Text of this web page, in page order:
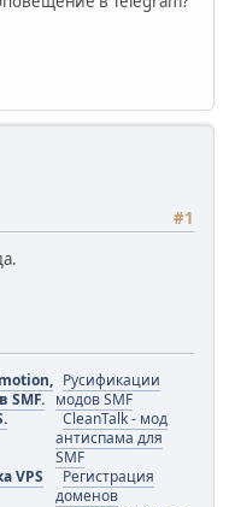
#1
SMF.
VPS
Русификации
модов SMF
CleanTalk - мод
антиспама для
SMF
Регистрация
доменов